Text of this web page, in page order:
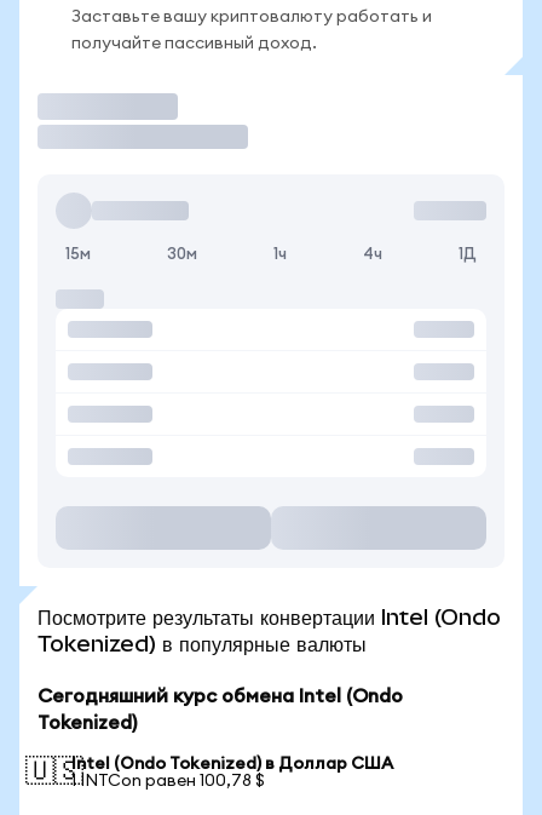
Заставьте вашу криптовалюту работать и
получайте пассивный доход.
15м 30м 1ч 4ч 1Д
Посмотрите результаты конвертации Intel (Ondo
Tokenized) в популярные валюты
Сегодняшний курс обмена Intel (Ondo
Tokenized)
🇺🇸Intel (Ondo Tokenized) в Доллар США
1 INTCon равен 100,78 $